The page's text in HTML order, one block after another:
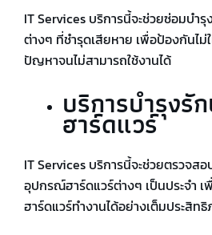
IT Services บริการนี้จะช่วยซ่อมบำ
ต่างๆ ที่ชำรุดเสียหาย เพื่อป้องกันไ
ปัญหาจนไม่สามารถใช้งานได้
บริการบำรุง
ฮาร์ดแวร์
IT Services บริการนี้จะช่วยตรวจสอ
อุปกรณ์ฮาร์ดแวร์ต่างๆ เป็นประจำ
ฮาร์ดแวร์ทำงานได้อย่างเต็มประสิท